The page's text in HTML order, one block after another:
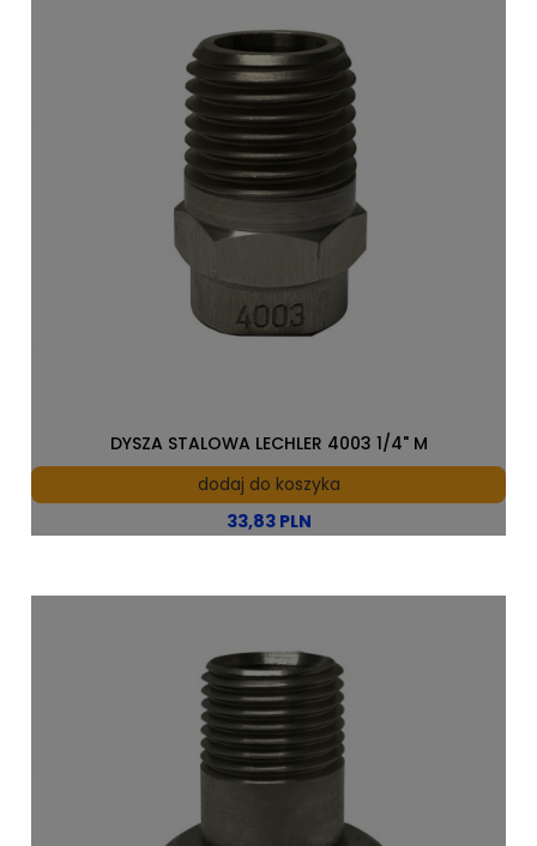
33,83 PLN
DYSZA STALOWA LECHLER 4003 1/4" M
dodaj do koszyka